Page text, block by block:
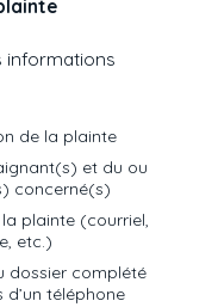
informations
de la plainte
et du ou
concerné(s)
plainte (courriel,
etc.)
dossier complété
téléphone